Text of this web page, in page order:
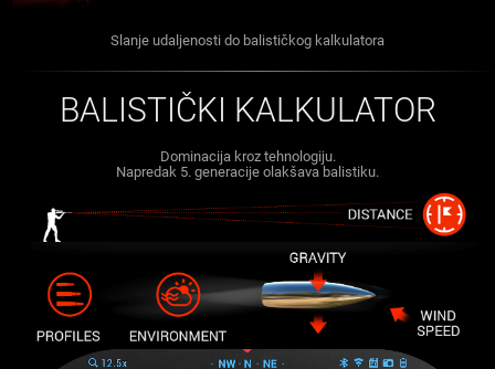
Slanje udaljenosti do balističkog kalkulatora
BALISTIČKI KALKULATOR
Dominacija kroz tehnologiju.
Napredak 5. generacije olakšava balistiku.